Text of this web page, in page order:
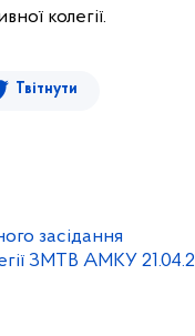
колегії.
Твітнути
засідання
ЗМТВ АМКУ